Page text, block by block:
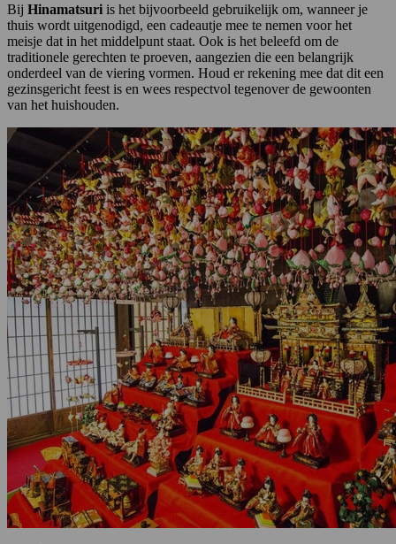
Bij Hinamatsuri is het bijvoorbeeld gebruikelijk om, wanneer je
thuis wordt uitgenodigd, een cadeautje mee te nemen voor het
meisje dat in het middelpunt staat. Ook is het beleefd om de
traditionele gerechten te proeven, aangezien die een belangrijk
onderdeel van de viering vormen. Houd er rekening mee dat dit een
gezinsgericht feest is en wees respectvol tegenover de gewoonten
van het huishouden.